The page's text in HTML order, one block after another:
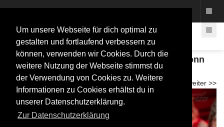
Um unsere Webseite für dich optimal zu
gestalten und fortlaufend verbessern zu
können, verwenden wir Cookies. Durch die
weitere Nutzung der Webseite stimmst du
der Verwendung von Cookies zu. Weitere
Informationen zu Cookies erhältst du in
unserer Datenschutzerklärung.
Zur Datenschutzerklärung
Bürgersitzung der Ehrengarde der Stadt Bonn
e.V. 2026
weiter >>
<< zurück